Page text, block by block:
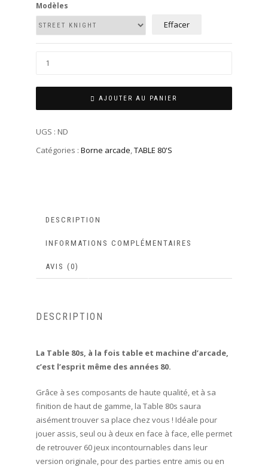
Modèles
Effacer
AJOUTER AU PANIER
UGS : ND
Catégories : Borne arcade,TABLE 80'S
DESCRIPTION
INFORMATIONS COMPLÉMENTAIRES
AVIS (0)
DESCRIPTION
La Table 80s, à la fois table et machine d’arcade,
c’est l’esprit même des années 80.
Grâce à ses composants de haute qualité, et à sa
finition de haut de gamme, la Table 80s saura
aisément trouver sa place chez vous ! Idéale pour
jouer assis, seul ou à deux en face à face, elle permet
de retrouver 60 jeux incontournables dans leur
version originale, pour des parties entre amis ou en